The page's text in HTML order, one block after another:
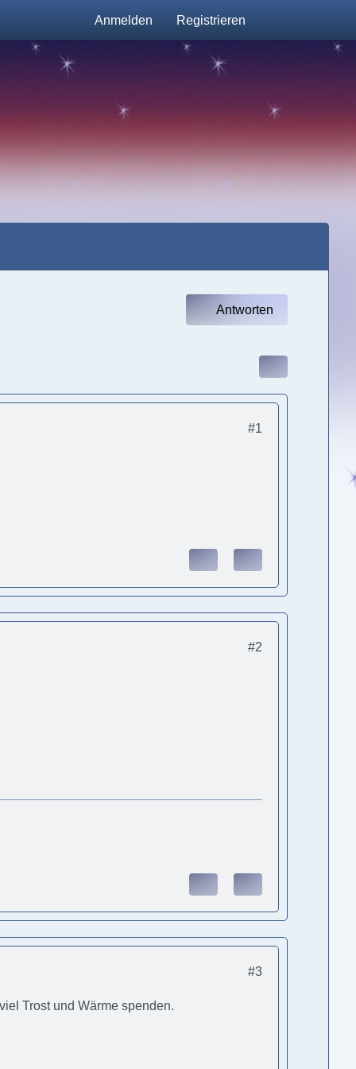
Anmelden Registrieren
Antworten
#1
#2
#3
Trost und Wärme spenden.